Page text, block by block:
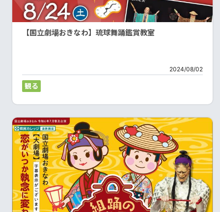
【国立劇場おきなわ】琉球舞踊鑑賞教室
2024/08/02
観る